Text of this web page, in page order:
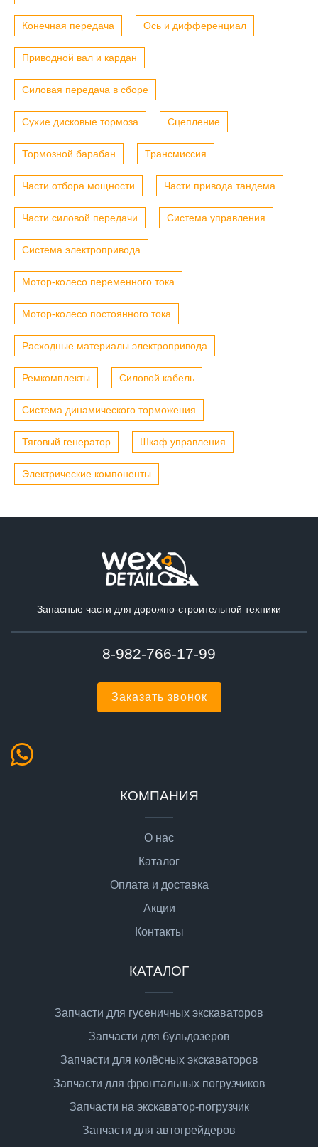
Конечная передача Ось и дифференциал
Приводной вал и кардан
Силовая передача в сборе
Сухие дисковые тормоза Сцепление
Тормозной барабан Трансмиссия
Части отбора мощности Части привода тандема
Части силовой передачи Система управления
Система электропривода
Мотор-колесо переменного тока
Мотор-колесо постоянного тока
Расходные материалы электропривода
Ремкомплекты Силовой кабель
Система динамического торможения
Тяговый генератор Шкаф управления
Электрические компоненты
Запасные части для дорожно-строительной техники
8-982-766-17-99
Заказать звонок
КОМПАНИЯ
О нас
Каталог
Оплата и доставка
Акции
Контакты
КАТАЛОГ
Запчасти для гусеничных экскаваторов
Запчасти для бульдозеров
Запчасти для колёсных экскаваторов
Запчасти для фронтальных погрузчиков
Запчасти на экскаватор-погрузчик
Запчасти для автогрейдеров